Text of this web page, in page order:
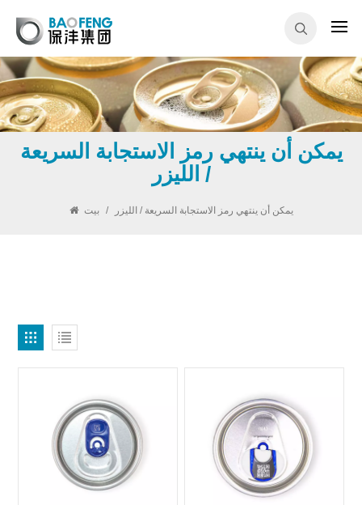
يمكن أن ينتهي رمز الاستجابة السريعة
/ الليزر
بيت / يمكن أن ينتهي رمز الاستجابة السريعة / الليزر